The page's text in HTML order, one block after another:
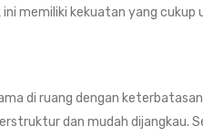
memiliki kekuatan yang cukup
di ruang dengan
dan mudah dijangkau.